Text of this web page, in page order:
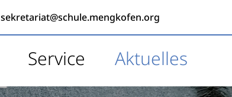
sekretariat@schule.mengkofen.org
Service Aktuelles